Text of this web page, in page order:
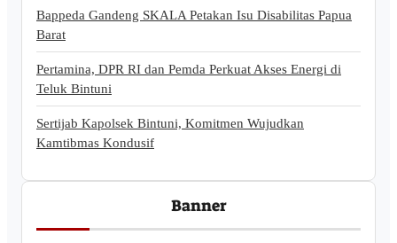
Bappeda Gandeng SKALA Petakan Isu Disabilitas Papua
Barat
Pertamina, DPR RI dan Pemda Perkuat Akses Energi di
Teluk Bintuni
Sertijab Kapolsek Bintuni, Komitmen Wujudkan
Kamtibmas Kondusif
Banner